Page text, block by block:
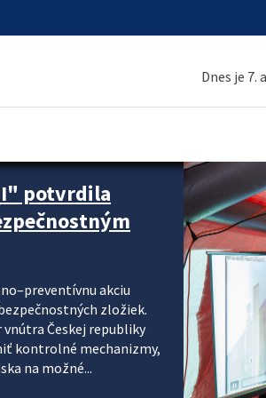
Dnes je 7.
potvrdila
akciu
zložiek.
Českej republiky
kontrolné mechanizmy,
na možné...